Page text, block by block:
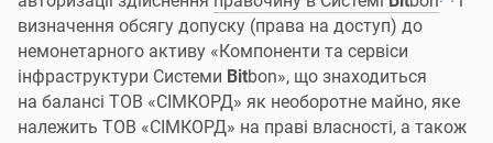
визначення обсягу допуску (права на доступ) до
немонетарного активу «Компоненти та сервіси
інфраструктури Системи Bitbon», що знаходиться
на балансі ТОВ «СІМКОРД» як необоротне майно, яке
належить ТОВ «СІМКОРД» на праві власності, а також